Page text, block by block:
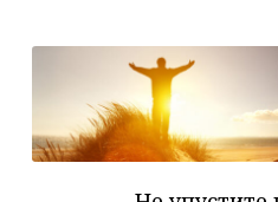
"Верность
Tagged
Проповеди